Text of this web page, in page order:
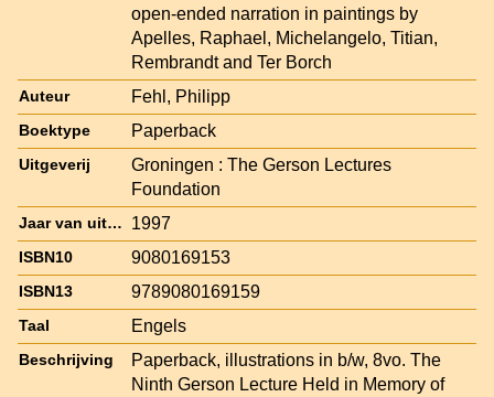
open-ended narration in paintings by
Apelles, Raphael, Michelangelo, Titian,
Rembrandt and Ter Borch
Auteur Fehl, Philipp
Boektype Paperback
Uitgeverij
Groningen : The Gerson Lectures
Foundation
Jaar van uitgave 1997
ISBN10 9080169153
ISBN13 9789080169159
Taal Engels
Beschrijving
Paperback, illustrations in b/w, 8vo. The
Ninth Gerson Lecture Held in Memory of